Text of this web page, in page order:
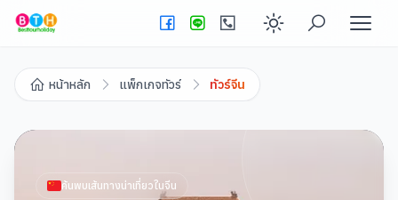
Enable dark
หน้าหลัก แพ็กเกจทัวร์ ทัวร์จีน
ค้นพบเส้นทางน่าเที่ยวในจีน